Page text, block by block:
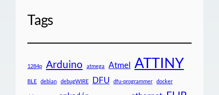
Tags
1284p Arduino atmega Atmel ATTINY
BLE debian debugWIRE DFU dfu-programmer docker